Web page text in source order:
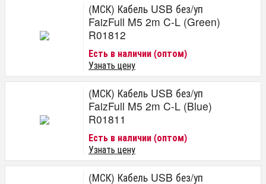
(МСК) Кабель USB без/уп
FaizFull M5 2m C-L (Green)
R01812
Есть в наличии (оптом)
Узнать цену
(МСК) Кабель USB без/уп
FaizFull M5 2m C-L (Blue)
R01811
Есть в наличии (оптом)
Узнать цену
(МСК) Кабель USB без/уп